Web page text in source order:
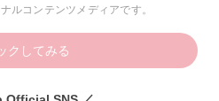
ルコンテンツメディアです。
クしてみる